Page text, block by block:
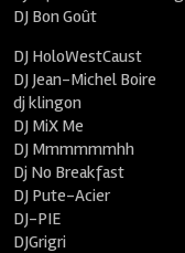
DJ Bon Goût
DJ HoloWestCaust
DJ Jean-Michel Boire
dj klingon
DJ MiX Me
DJ Mmmmmmhh
Dj No Breakfast
DJ Pute-Acier
DJ-PIE
DJGrigri